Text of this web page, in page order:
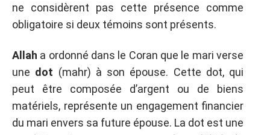
ne considèrent pas cette présence comme
obligatoire si deux témoins sont présents.
Allah a ordonné dans le Coran que le mari verse
une dot (mahr) à son épouse. Cette dot, qui
peut être composée d’argent ou de biens
matériels, représente un engagement financier
du mari envers sa future épouse. La dot est une